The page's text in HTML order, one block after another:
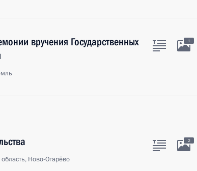
вручения Государственных
1
Ново-Огарёво
2